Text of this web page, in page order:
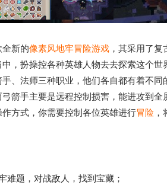
全新的像素风地牢冒险游戏 ，其采用了
，扮操控各种英雄人物去去探索这个
、法师三种职业，他们各自都有着不
箭手主要是远程控制损害，能进攻到
方式，你需要控制各位英雄进行冒险
难题，对战敌人，找到宝藏；